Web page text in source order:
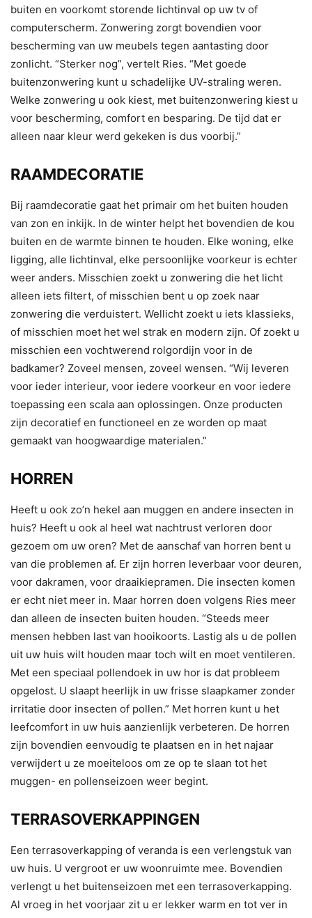
buiten en voorkomt storende lichtinval op uw tv of
computerscherm. Zonwering zorgt bovendien voor
bescherming van uw meubels tegen aantasting door
zonlicht. “Sterker nog”, vertelt Ries. “Met goede
buitenzonwering kunt u schadelijke UV-straling weren.
Welke zonwering u ook kiest, met buitenzonwering kiest u
voor bescherming, comfort en besparing. De tijd dat er
alleen naar kleur werd gekeken is dus voorbij.”
RAAMDECORATIE
Bij raamdecoratie gaat het primair om het buiten houden
van zon en inkijk. In de winter helpt het bovendien de kou
buiten en de warmte binnen te houden. Elke woning, elke
ligging, alle lichtinval, elke persoonlijke voorkeur is echter
weer anders. Misschien zoekt u zonwering die het licht
alleen iets filtert, of misschien bent u op zoek naar
zonwering die verduistert. Wellicht zoekt u iets klassieks,
of misschien moet het wel strak en modern zijn. Of zoekt u
misschien een vochtwerend rolgordijn voor in de
badkamer? Zoveel mensen, zoveel wensen. “Wij leveren
voor ieder interieur, voor iedere voorkeur en voor iedere
toepassing een scala aan oplossingen. Onze producten
zijn decoratief en functioneel en ze worden op maat
gemaakt van hoogwaardige materialen.”
HORREN
Heeft u ook zo’n hekel aan muggen en andere insecten in
huis? Heeft u ook al heel wat nachtrust verloren door
gezoem om uw oren? Met de aanschaf van horren bent u
van die problemen af. Er zijn horren leverbaar voor deuren,
voor dakramen, voor draaikiepramen. Die insecten komen
er echt niet meer in. Maar horren doen volgens Ries meer
dan alleen de insecten buiten houden. “Steeds meer
mensen hebben last van hooikoorts. Lastig als u de pollen
uit uw huis wilt houden maar toch wilt en moet ventileren.
Met een speciaal pollendoek in uw hor is dat probleem
opgelost. U slaapt heerlijk in uw frisse slaapkamer zonder
irritatie door insecten of pollen.” Met horren kunt u het
leefcomfort in uw huis aanzienlijk verbeteren. De horren
zijn bovendien eenvoudig te plaatsen en in het najaar
verwijdert u ze moeiteloos om ze op te slaan tot het
muggen- en pollenseizoen weer begint.
TERRASOVERKAPPINGEN
Een terrasoverkapping of veranda is een verlengstuk van
uw huis. U vergroot er uw woonruimte mee. Bovendien
verlengt u het buitenseizoen met een terrasoverkapping.
Al vroeg in het voorjaar zit u er lekker warm en tot ver in